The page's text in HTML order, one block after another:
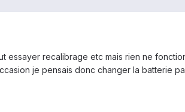
recalibrage etc mais rien ne
je pensais donc changer la batterie